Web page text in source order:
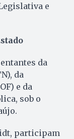
e
da
da
e da
sob o
participam